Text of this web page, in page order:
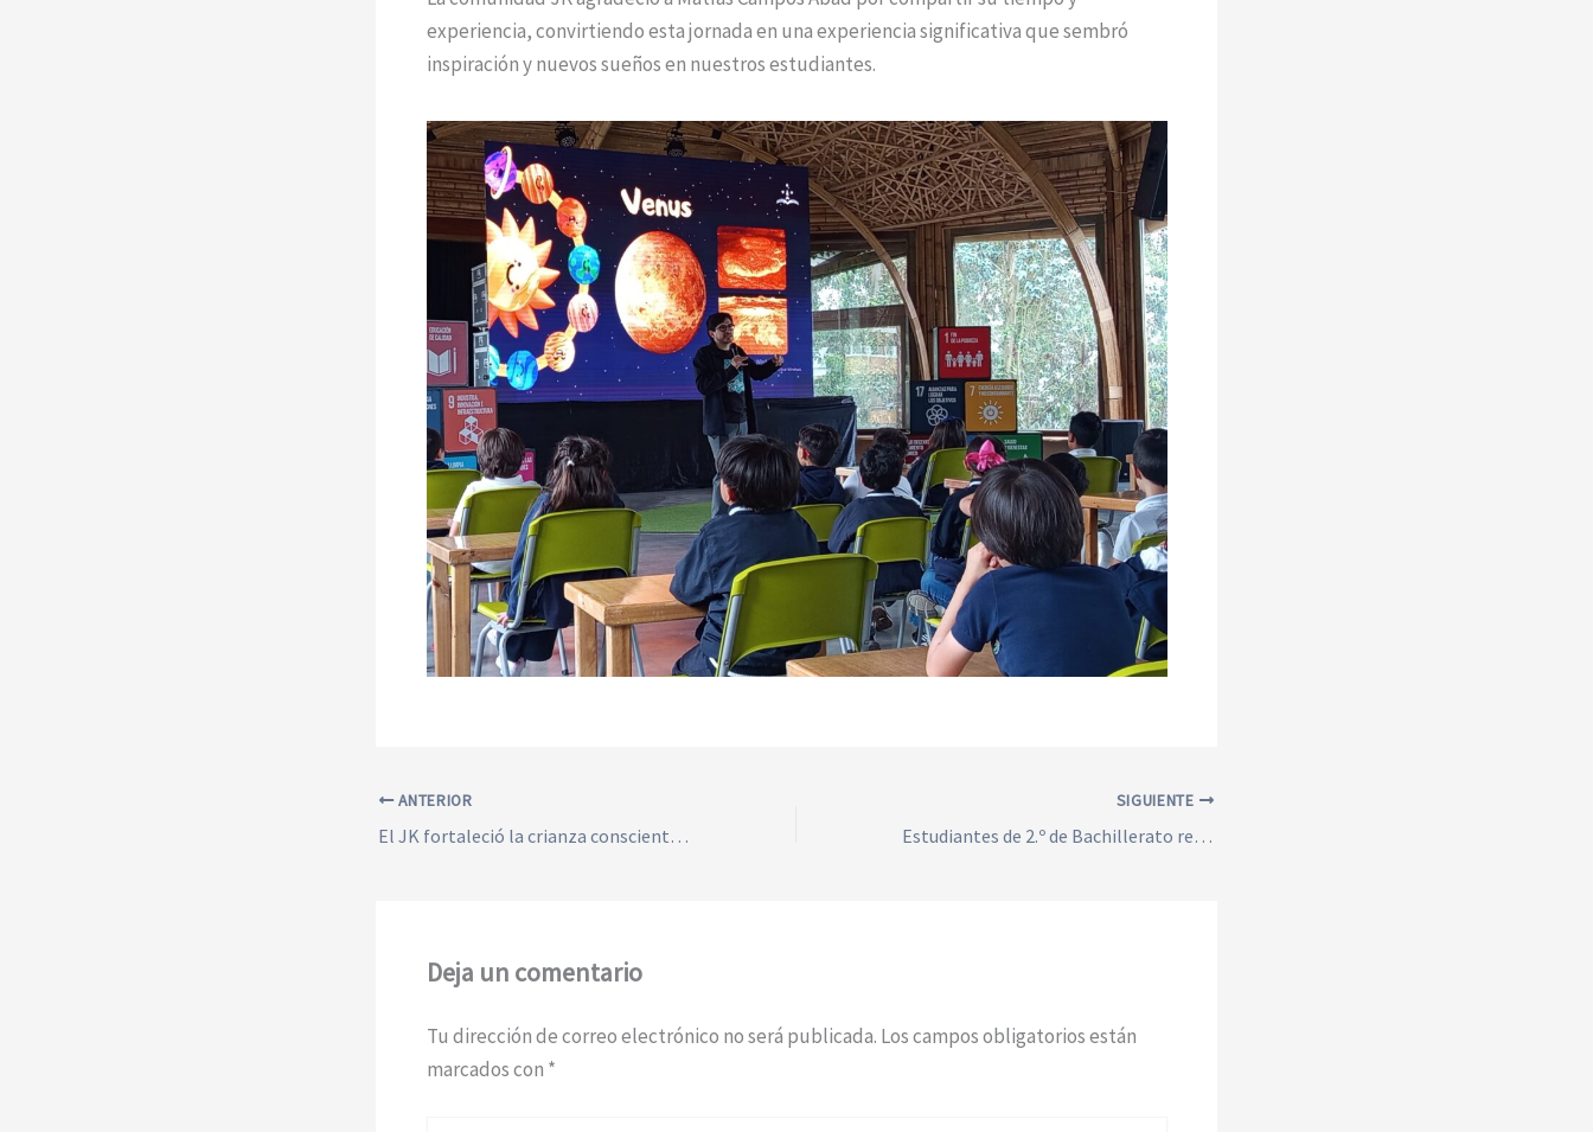
experiencia, convirtiendo esta jornada en una experiencia significativa que sembró
inspiración y nuevos sueños en nuestros estudiantes.
ANTERIOR
El JK fortaleció la crianza consciente con familias de preescolar
SIGUIENTE
Estudiantes de 2.º de Bachillerato regresaron de Europa tras una experiencia transformadora
Deja un comentario
Tu dirección de correo electrónico no será publicada. Los campos obligatorios están
marcados con *